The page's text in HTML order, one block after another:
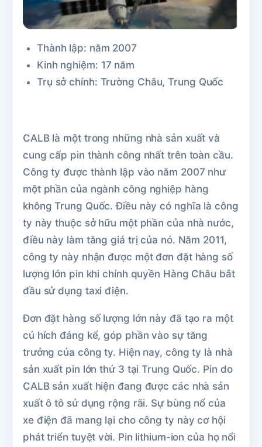
Thành lập: năm 2007
Kinh nghiệm: 17 năm
Trụ sở chính: Trường Châu, Trung Quốc
CALB là một trong những nhà sản xuất và
cung cấp pin thành công nhất trên toàn cầu.
Công ty được thành lập vào năm 2007 như
một phần của ngành công nghiệp hàng
không Trung Quốc. Điều này có nghĩa là công
ty này thuộc sở hữu một phần của nhà nước,
điều này làm tăng giá trị của nó. Năm 2011,
công ty này nhận được một đơn đặt hàng số
lượng lớn pin khi chính quyền Hàng Châu bắt
đầu sử dụng taxi điện.
Đơn đặt hàng số lượng lớn này đã tạo ra một
cú hích đáng kể, góp phần vào sự tăng
trưởng của công ty. Hiện nay, công ty là nhà
sản xuất pin lớn thứ 3 tại Trung Quốc. Pin do
CALB sản xuất hiện đang được các nhà sản
xuất ô tô sử dụng rộng rãi. Sự bùng nổ của
xe điện đã mang lại cho công ty này cơ hội
phát triển tuyệt vời. Pin lithium-ion của họ nổi